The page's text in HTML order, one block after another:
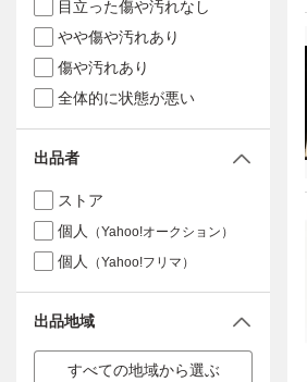
目立った傷や汚れなし
やや傷や汚れあり
傷や汚れあり
全体的に状態が悪い
出品者
ストア
個人
（Yahoo!オークション）
個人 （Yahoo!フリマ）
出品地域
すべての地域から選ぶ